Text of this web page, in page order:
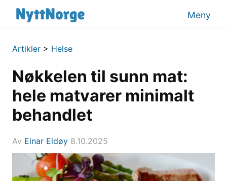
Meny
Artikler > Helse
Nøkkelen til sunn mat:
hele matvarer minimalt
behandlet
Av Einar Eldøy 8.10.2025